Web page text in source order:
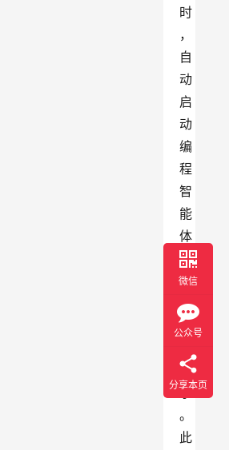
时
，
自
动
启
动
编
程
智
能
体
，
无
需
人
提
示
。
此
微信
公众号
分享本页